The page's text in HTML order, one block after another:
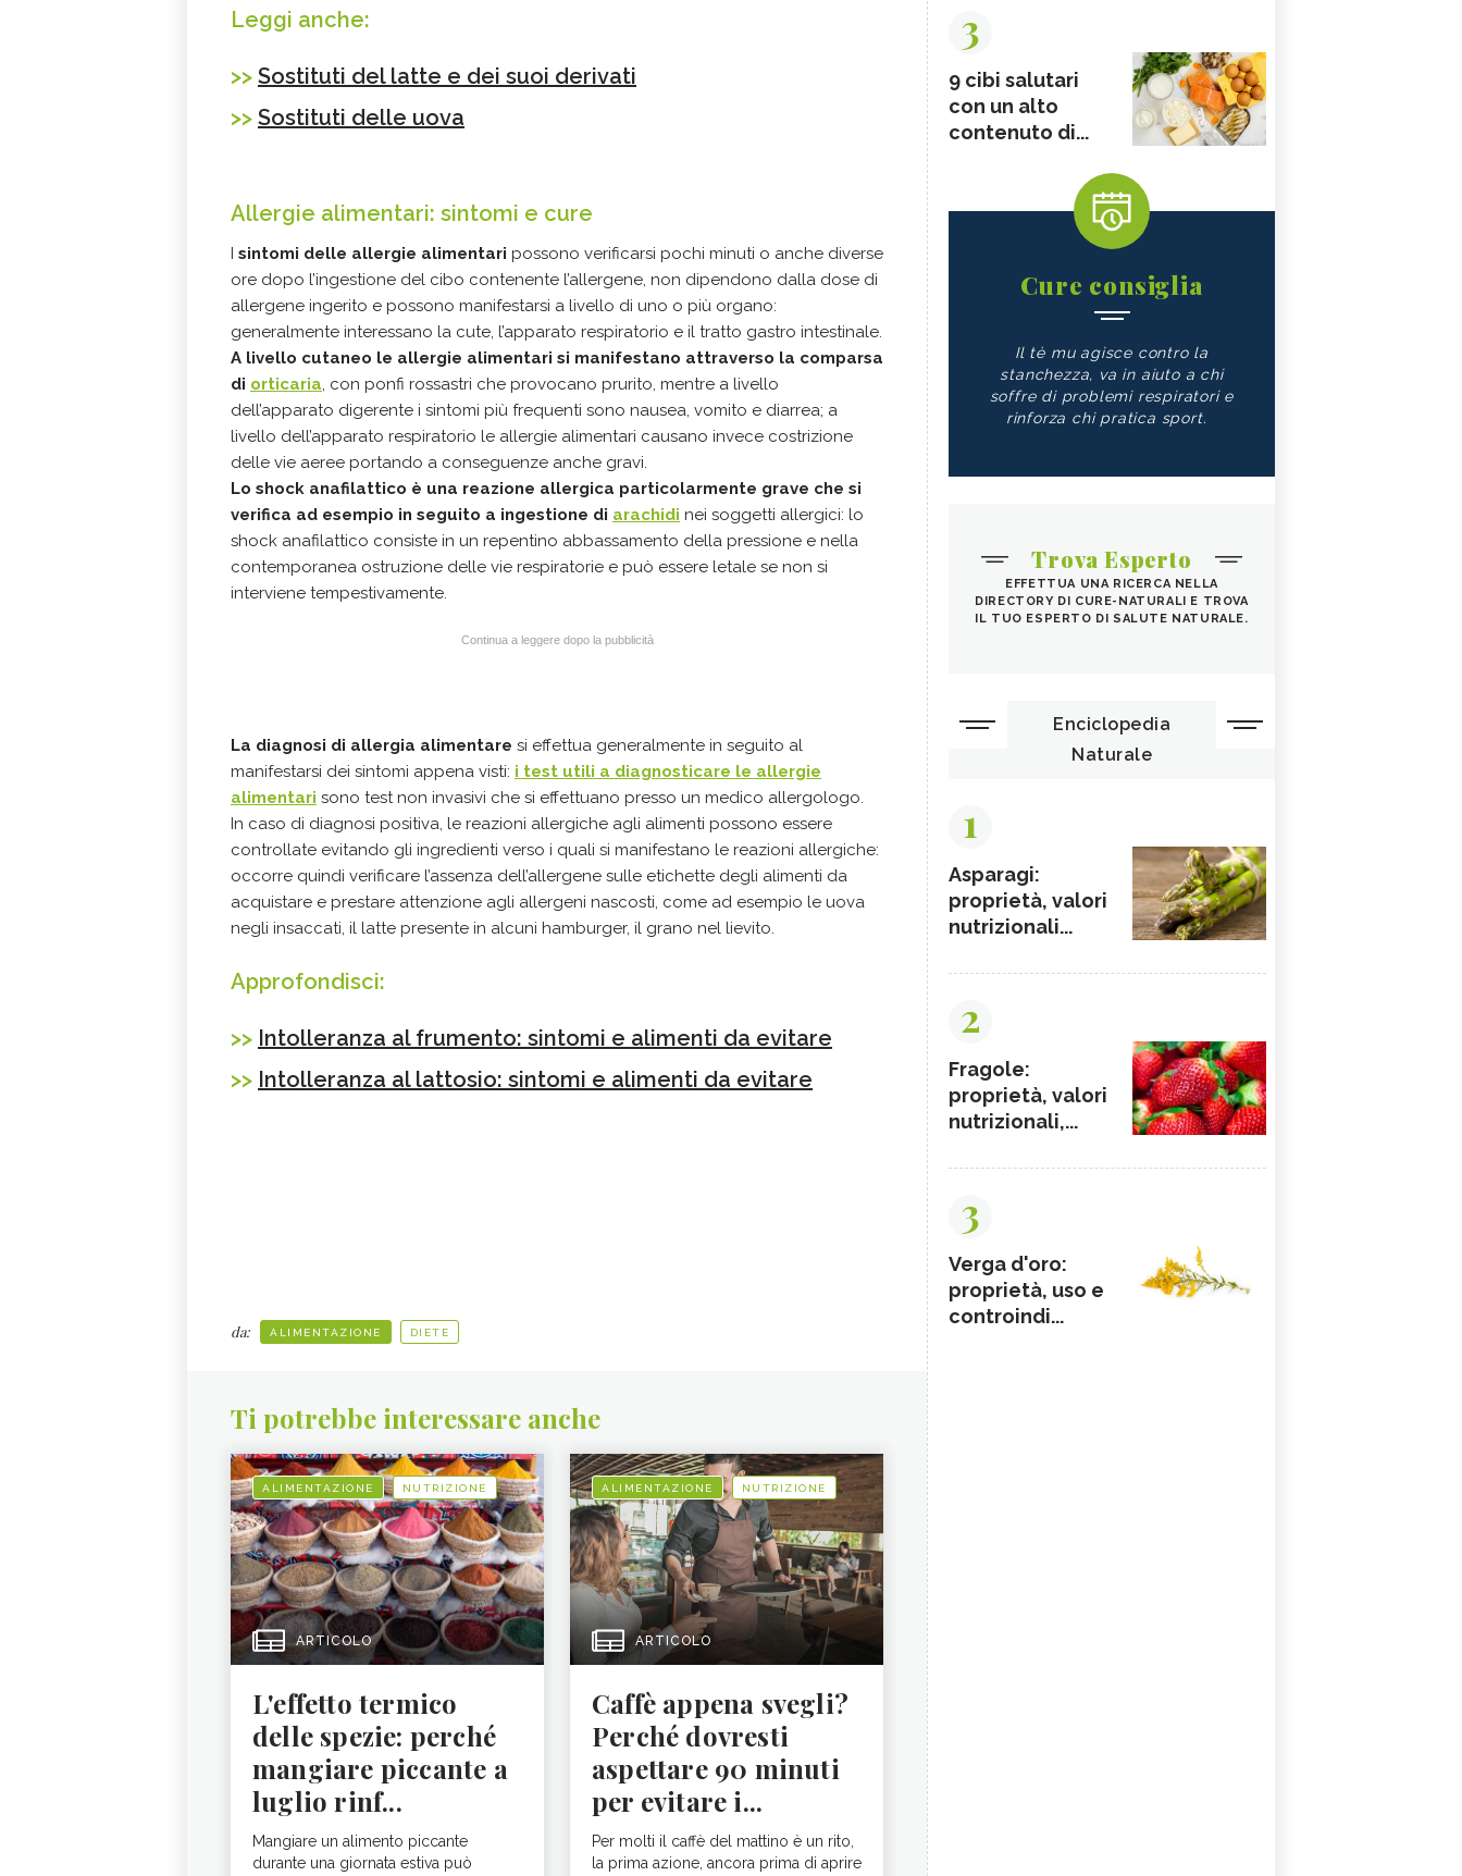
Leggi anche:
>> Sostituti del latte e dei suoi derivati
>> Sostituti delle uova
Allergie alimentari: sintomi e cure
I sintomi delle allergie alimentari possono verificarsi pochi minuti o anche diverse
ore dopo l’ingestione del cibo contenente l’allergene, non dipendono dalla dose di
allergene ingerito e possono manifestarsi a livello di uno o più organo:
generalmente interessano la cute, l’apparato respiratorio e il tratto gastro intestinale.
A livello cutaneo le allergie alimentari si manifestano attraverso la comparsa
di orticaria, con ponfi rossastri che provocano prurito, mentre a livello
dell’apparato digerente i sintomi più frequenti sono nausea, vomito e diarrea; a
livello dell’apparato respiratorio le allergie alimentari causano invece costrizione
delle vie aeree portando a conseguenze anche gravi.
Lo shock anafilattico è una reazione allergica particolarmente grave che si
verifica ad esempio in seguito a ingestione di arachidi nei soggetti allergici: lo
shock anafilattico consiste in un repentino abbassamento della pressione e nella
contemporanea ostruzione delle vie respiratorie e può essere letale se non si
interviene tempestivamente.
Continua a leggere dopo la pubblicità
La diagnosi di allergia alimentare si effettua generalmente in seguito al
manifestarsi dei sintomi appena visti: i test utili a diagnosticare le allergie
alimentari sono test non invasivi che si effettuano presso un medico allergologo.
In caso di diagnosi positiva, le reazioni allergiche agli alimenti possono essere
controllate evitando gli ingredienti verso i quali si manifestano le reazioni allergiche:
occorre quindi verificare l’assenza dell’allergene sulle etichette degli alimenti da
acquistare e prestare attenzione agli allergeni nascosti, come ad esempio le uova
negli insaccati, il latte presente in alcuni hamburger, il grano nel lievito.
Approfondisci:
>> Intolleranza al frumento: sintomi e alimenti da evitare
>> Intolleranza al lattosio: sintomi e alimenti da evitare
da: ALIMENTAZIONE DIETE
Ti potrebbe interessare anche
ALIMENTAZIONE NUTRIZIONE
ARTICOLO
L'effetto termico
delle spezie: perché
mangiare piccante a
luglio rinf...
Mangiare un alimento piccante
durante una giornata estiva può
ALIMENTAZIONE NUTRIZIONE
ARTICOLO
Caffè appena svegli?
Perché dovresti
aspettare 90 minuti
per evitare i...
Per molti il caffè del mattino è un rito,
la prima azione, ancora prima di aprire
3
9 cibi salutari
con un alto
contenuto di...
Cure consiglia
Il tè mu agisce contro la
stanchezza, va in aiuto a chi
soffre di problemi respiratori e
rinforza chi pratica sport.
Trova Esperto
EFFETTUA UNA RICERCA NELLA
DIRECTORY DI CURE-NATURALI E TROVA
IL TUO ESPERTO DI SALUTE NATURALE.
Enciclopedia
Naturale
1
Asparagi:
proprietà, valori
nutrizionali...
2
Fragole:
proprietà, valori
nutrizionali,...
3
Verga d'oro:
proprietà, uso e
controindi...